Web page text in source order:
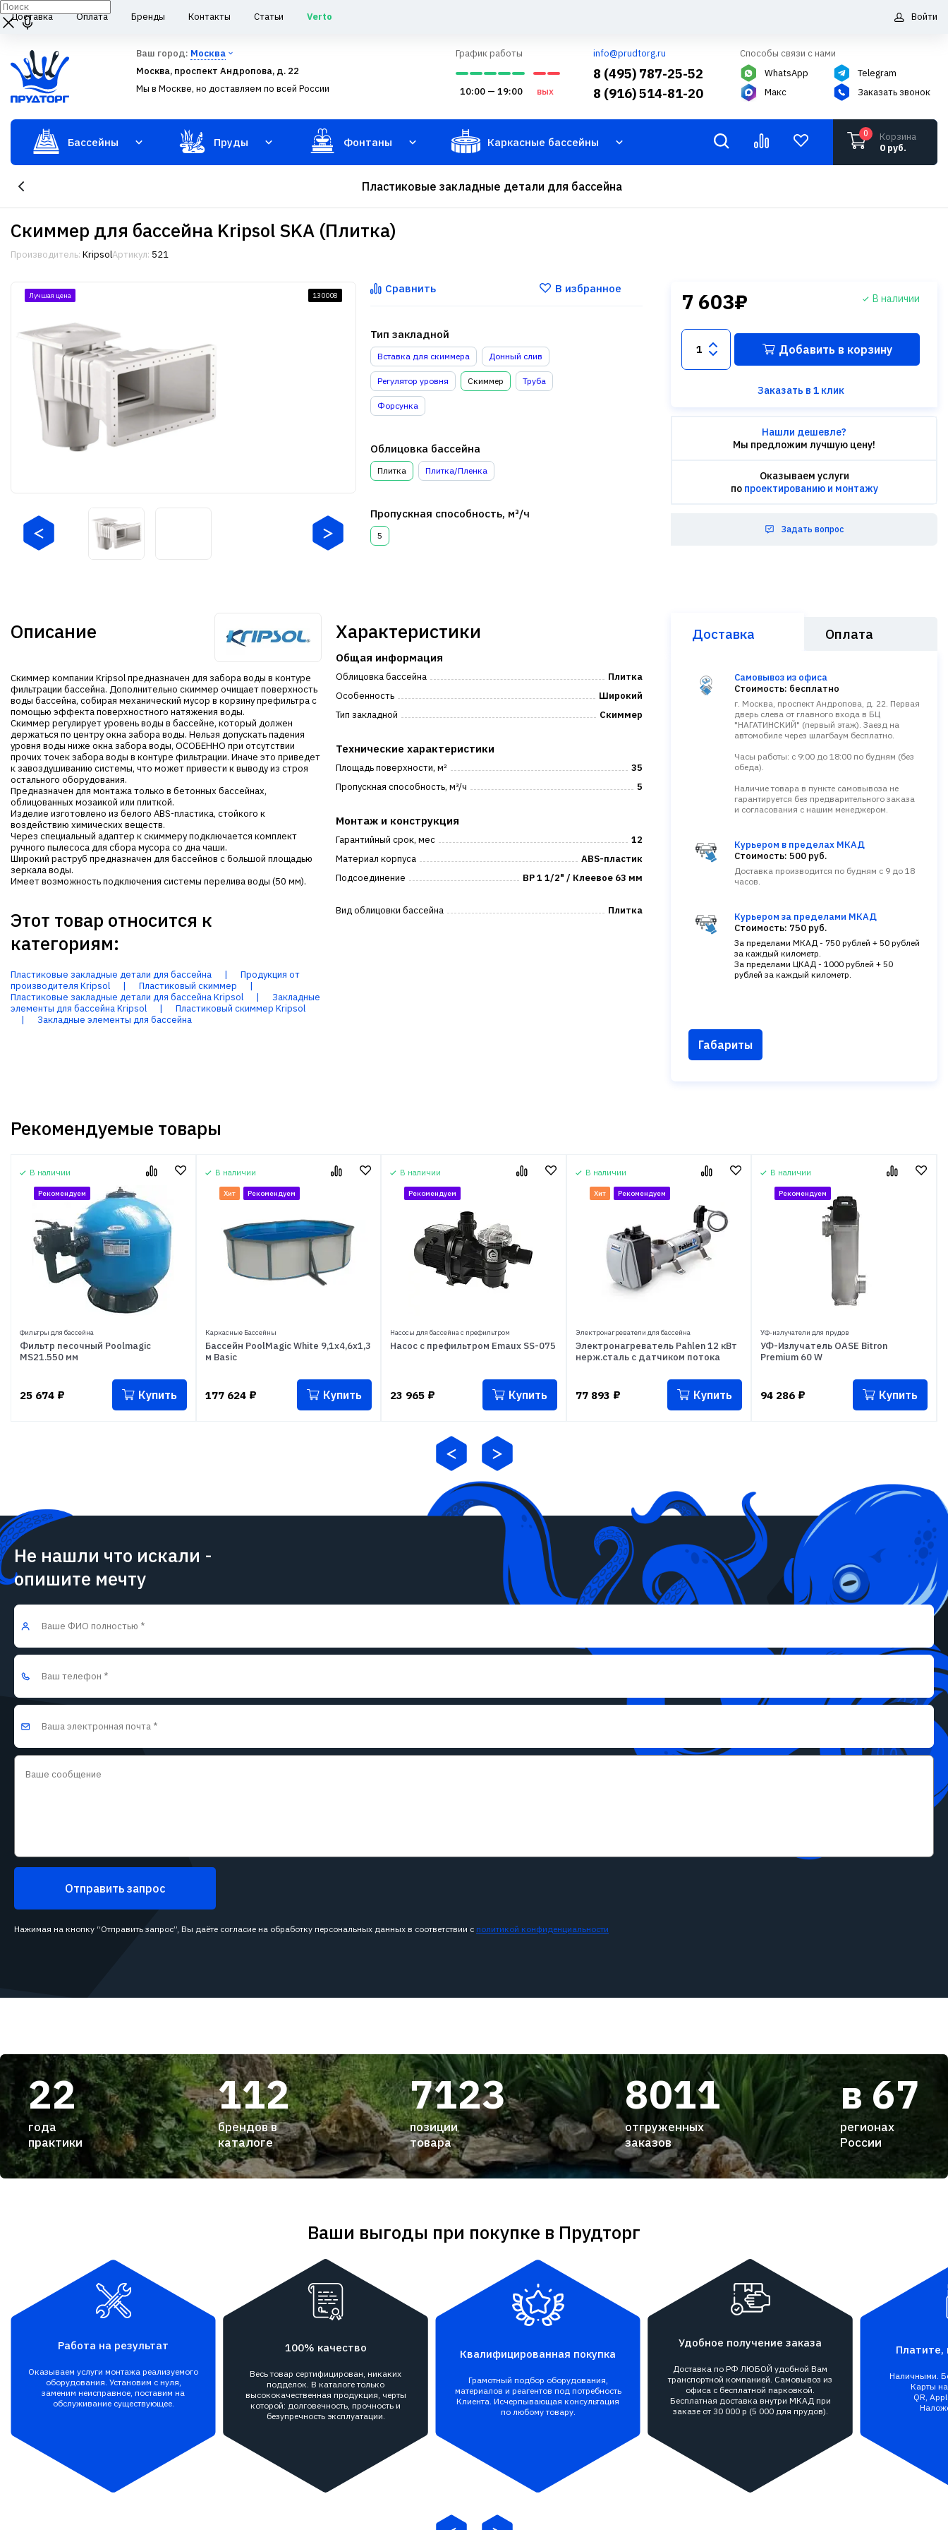
Доставка Оплата Бренды Контакты Статьи Verto Войти
Ваш город: Москва
Москва, проспект Андропова, д. 22
Мы в Москве, но доставляем по всей России
График работы
10:00 — 19:00 вых
info@prudtorg.ru
8 (495) 787-25-52
8 (916) 514-81-20
Способы связи с нами
WhatsApp
Макс
Telegram
Заказать звонок
Бассейны Пруды Фонтаны Каркасные бассейны
0
Корзина
0 руб.
Пластиковые закладные детали для бассейна
Скиммер для бассейна Kripsol SKA (Плитка)
Производитель: KripsolАртикул: 521
130008
Лучшая цена
Сравнить В избранное
Тип закладной
Вставка для скиммера Донный слив
Регулятор уровня Скиммер Труба
Форсунка
Облицовка бассейна
Плитка Плитка/Пленка
Пропускная способность, м³/ч
5
7 603₽ В наличии
Добавить в корзину
Заказать в 1 клик
Нашли дешевле?
Мы предложим лучшую цену!
Оказываем услуги
по проектированию и монтажу
Задать вопрос
Описание
Скиммер компании Kripsol предназначен для забора воды в контуре
фильтрации бассейна. Дополнительно скиммер очищает поверхность
воды бассейна, собирая механический мусор в корзину префильтра с
помощью эффекта поверхностного натяжения воды.
Скиммер регулирует уровень воды в бассейне, который должен
держаться по центру окна забора воды. Нельзя допускать падения
уровня воды ниже окна забора воды, ОСОБЕННО при отсутствии
прочих точек забора воды в контуре фильтрации. Иначе это приведет
к завоздушиванию системы, что может привести к выводу из строя
остального оборудования.
Предназначен для монтажа только в бетонных бассейнах,
облицованных мозаикой или плиткой.
Изделие изготовлено из белого ABS-пластика, стойкого к
воздействию химических веществ.
Через специальный адаптер к скиммеру подключается комплект
ручного пылесоса для сбора мусора со дна чаши.
Широкий раструб предназначен для бассейнов с большой площадью
зеркала воды.
Имеет возможность подключения системы перелива воды (50 мм).
Этот товар относится к
категориям:
Пластиковые закладные детали для бассейна |
Продукция от
производителя Kripsol
| Пластиковый скиммер
|
Пластиковые закладные детали для бассейна Kripsol
|
Закладные
элементы для бассейна Kripsol
|
Пластиковый скиммер Kripsol
|
Закладные элементы для бассейна
Характеристики
Общая информация
Облицовка бассейна
Плитка
Особенность
Широкий
Тип закладной
Скиммер
Технические характеристики
Площадь поверхности, м²
35
Пропускная способность, м³/ч
5
Монтаж и конструкция
Гарантийный срок, мес
12
Материал корпуса
ABS-пластик
Подсоединение
ВР 1 1/2" / Клеевое 63 мм
Вид облицовки бассейна Плитка
Доставка Оплата
Самовывоз из офиса
Стоимость: бесплатно
г. Москва, проспект Андропова, д. 22. Первая
дверь слева от главного входа в БЦ
"НАГАТИНСКИЙ" (первый этаж). Заезд на
автомобиле через шлагбаум бесплатно.
Часы работы: с 9:00 до 18:00 по будням (без
обеда).
Наличие товара в пункте самовывоза не
гарантируется без предварительного заказа
и согласования с нашим менеджером.
Курьером в пределах МКАД
Стоимость: 500 руб.
Доставка производится по будням с 9 до 18
часов.
Курьером за пределами МКАД
Стоимость: 750 руб.
За пределами МКАД - 750 рублей + 50 рублей
за каждый километр.
За пределами ЦКАД - 1000 рублей + 50
рублей за каждый километр.
Габариты
Рекомендуемые товары
В наличии
Рекомендуем
Фильтры для бассейна
Фильтр песочный Poolmagic
MS21.550 мм
25 674 ₽ Купить
В наличии
Хит Рекомендуем
Каркасные Бассейны
Бассейн PoolMagic White 9,1x4,6x1,3
м Basic
177 624 ₽ Купить
В наличии
Рекомендуем
Насосы для бассейна с префильтром
Насос с префильтром Emaux SS-075
23 965 ₽ Купить
В наличии
Хит Рекомендуем
Электронагреватели для бассейна
Электронагреватель Pahlen 12 кВт
нерж.сталь с датчиком потока
77 893 ₽ Купить
В наличии
Рекомендуем
УФ-излучатели для прудов
УФ-Излучатель OASE Bitron
Premium 60 W
94 286 ₽ Купить
Не нашли что искали -
опишите мечту
Отправить запрос
Нажимая на кнопку “Отправить запрос”, Вы даёте согласие на обработку персональных данных в соответствии с политикой конфиденциальности
22
года
практики
112
брендов в
каталоге
7123
позиции
товара
8011
отгруженных
заказов
в 67
регионах
России
Ваши выгоды при покупке в Прудторг
Работа на результат
Оказываем услуги монтажа реализуемого
оборудования. Установим с нуля,
заменим неисправное, поставим на
обслуживание существующее.
100% качество
Весь товар сертифицирован, никаких
подделок. В каталоге только
высококачественная продукция, черты
которой: долговечность, прочность и
безупречность эксплуатации.
Квалифицированная покупка
Грамотный подбор оборудования,
материалов и реагентов под потребность
Клиента. Исчерпывающая консультация
по любому товару.
Удобное получение заказа
Доставка по РФ ЛЮБОЙ удобной Вам
транспортной компанией. Самовывоз из
офиса с бесплатной парковкой.
Бесплатная доставка внутри МКАД при
заказе от 30 000 р (5 000 для прудов).
Платите,
Наличными.
Карты
QR,